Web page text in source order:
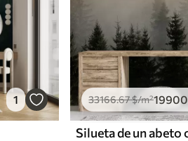
1 33166.67$/m²19900